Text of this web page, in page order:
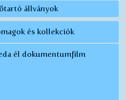
állványok
és kollekciók
él dokumentumfilm